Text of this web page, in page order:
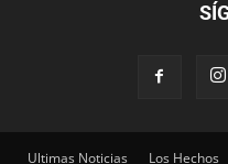
Ultimas Noticias Los Hechos